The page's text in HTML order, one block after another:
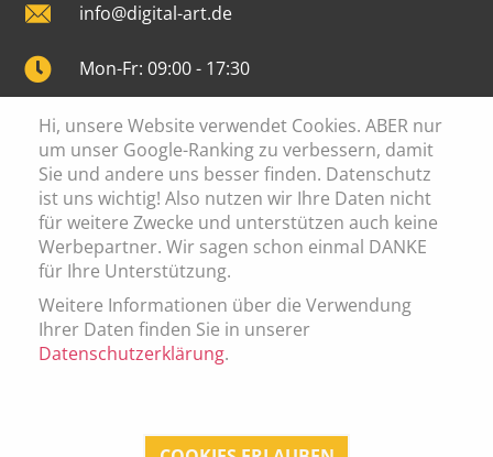
info@digital-art.de
Mon-Fr: 09:00 - 17:30
Cookie Einstellung
Datenschutz
Impressum
AGB
Hi, unsere Website verwendet Cookies. ABER nur
um unser Google-Ranking zu verbessern, damit
Sie und andere uns besser finden. Datenschutz
ist uns wichtig! Also nutzen wir Ihre Daten nicht
für weitere Zwecke und unterstützen auch keine
Werbepartner. Wir sagen schon einmal DANKE
für Ihre Unterstützung.
Weitere Informationen über die Verwendung
Ihrer Daten finden Sie in unserer
Datenschutzerklärung.